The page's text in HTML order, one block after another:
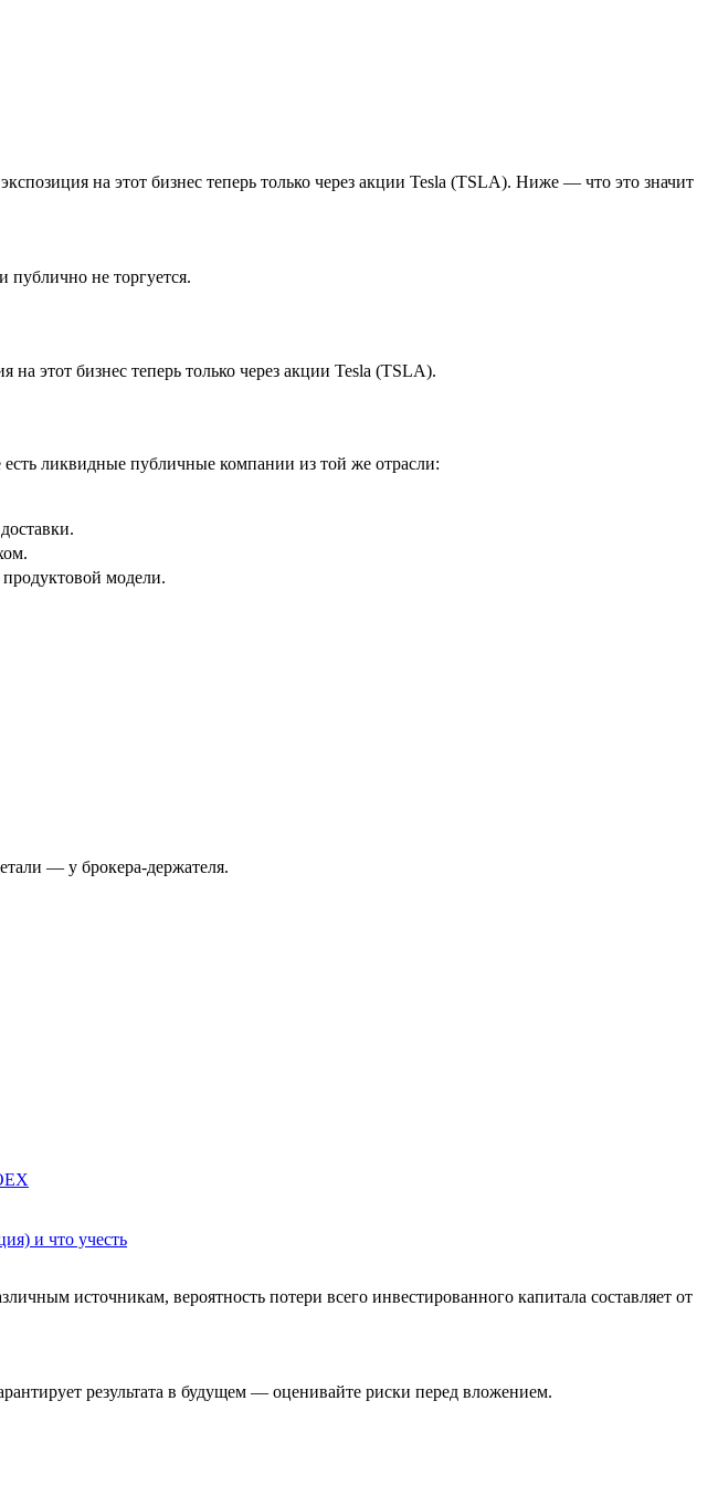
на этот бизнес теперь только через акции Tesla (TSLA). Ниже — что это значит
не торгуется.
этот бизнес теперь только через акции Tesla (TSLA).
ликвидные публичные компании из той же отрасли:
модели.
— у брокера-держателя.
и что учесть
источникам, вероятность потери всего инвестированного капитала составляет от
результата в будущем — оценивайте риски перед вложением.